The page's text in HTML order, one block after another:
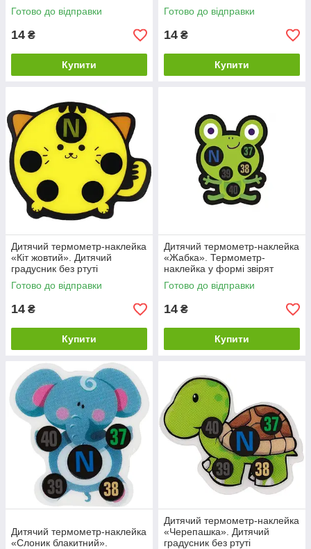
Готово до відправки
14 ₴
Купити
секунд
Готово до відправки
14 ₴
Купити
Дитячий термометр-наклейка
«Кіт жовтий». Дитячий
градусник без ртуті
Готово до відправки
14 ₴
Купити
Дитячий термометр-наклейка
«Жабка». Термометр-
наклейка у формі звірят
Готово до відправки
14 ₴
Купити
Дитячий термометр-наклейка
«Слоник блакитний».
Дитячий термометр-наклейка
«Черепашка». Дитячий
градусник без ртуті